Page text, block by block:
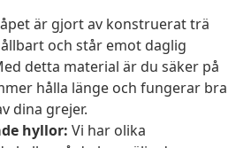
är gjort av konstruerat trä
och står emot daglig
detta material är du säker på
hålla länge och fungerar bra
dina grejer.
hyllor: Vi har olika